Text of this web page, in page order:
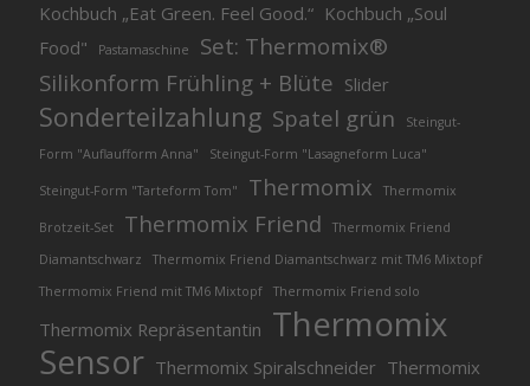
Kochbuch „Eat Green. Feel Good.“ Kochbuch „Soul
Food"
Pastamaschine
Set: Thermomix®
Silikonform Frühling + Blüte Slider
Sonderteilzahlung Spatel grün
Steingut-
Form "Auflaufform Anna"
Steingut-Form "Lasagneform Luca"
Steingut-Form "Tarteform Tom" Thermomix Thermomix
Brotzeit-Set Thermomix Friend
Thermomix Friend
Diamantschwarz
Thermomix Friend Diamantschwarz mit TM6 Mixtopf
Thermomix Friend mit TM6 Mixtopf
Thermomix Friend solo
Thermomix Repräsentantin Thermomix
Sensor Thermomix Spiralschneider Thermomix